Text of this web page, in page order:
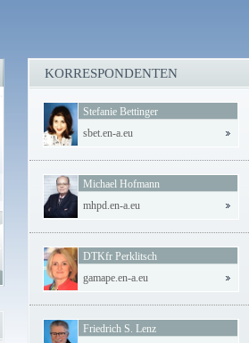
KORRESPONDENTEN
Stefanie Bettinger
sbet.en-a.eu
Michael Hofmann
mhpd.en-a.eu
DTKfr Perklitsch
gamape.en-a.eu
Friedrich S. Lenz